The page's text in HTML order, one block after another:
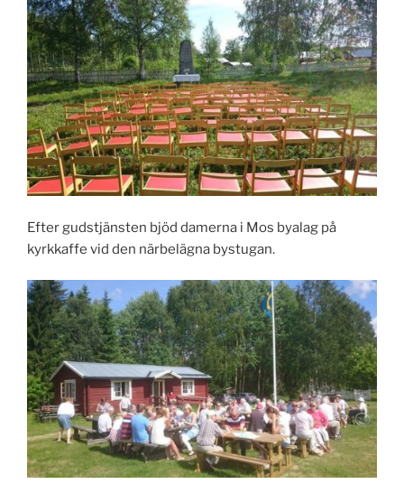
Efter gudstjänsten bjöd damerna i Mos byalag på
kyrkkaffe vid den närbelägna bystugan.